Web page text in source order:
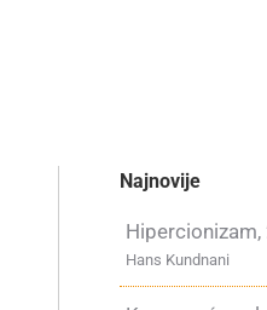
Najnovije
Hipercionizam,
Hans Kundnani